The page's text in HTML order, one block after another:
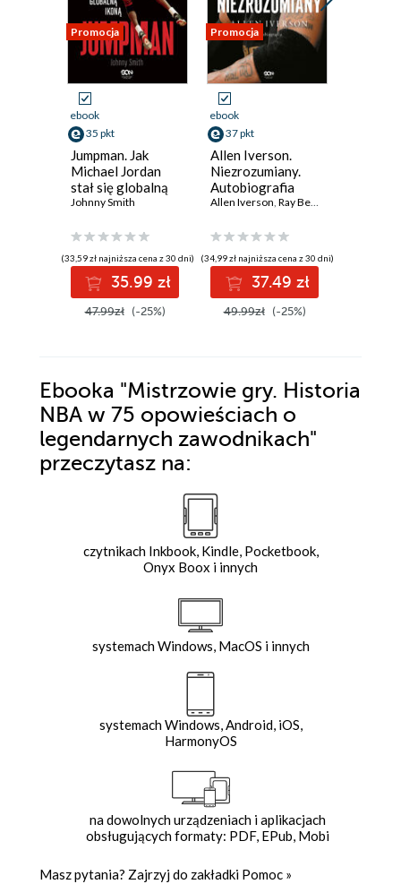
Promocja
ebook
35 pkt
Jumpman. Jak
Michael Jordan
stał się globalną
ikoną
Johnny Smith
(33,59 zł najniższa cena z 30 dni)
35.99 zł
47.99zł (-25%)
Promocja
ebook
37 pkt
Allen Iverson.
Niezrozumiany.
Autobiografia
Allen Iverson Ray Beauchamp
(34,99 zł najniższa cena z 30 dni)
37.49 zł
49.99zł (-25%)
Ebooka "Mistrzowie gry. Historia
NBA w 75 opowieściach o
legendarnych zawodnikach"
przeczytasz na:
czytnikach Inkbook, Kindle, Pocketbook,
Onyx Boox i innych
systemach Windows, MacOS i innych
systemach Windows, Android, iOS,
HarmonyOS
na dowolnych urządzeniach i aplikacjach
obsługujących formaty: PDF, EPub, Mobi
Masz pytania? Zajrzyj do zakładki Pomoc »